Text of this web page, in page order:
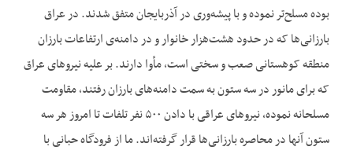
بوده مسلح‌تر نموده و با پیشه‌وری در آذربایجان متفق شدند. در عراق
بارزانی‌ها که در حدود هشت‌‌هزار خانوار و در دامنه‌ی ارتفاعات بارزان
منطقه کوهستانی صعب و سختی است، مأوا دارند. بر علیه نیروهای عراق
که برای مانور در سه ستون به سمت دامنه‌های بارزان رفتند، مقاومت
مسلحانه نموده، نیروهای عراقی با دادن ۵۰۰ نفر تلفات تا امروز هر سه
ستون آنها در محاصره بارزانی‌ها قرار گرفته‌اند. ما از فرودگاه حبانی با